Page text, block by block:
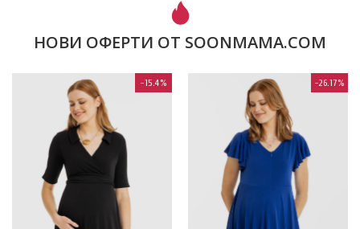
НОВИ ОФЕРТИ ОТ SOONMAMA.COM
-15.4% -26.17%